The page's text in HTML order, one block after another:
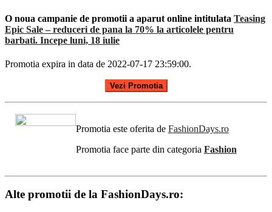
O noua campanie de promotii a aparut online intitulata Teasing
Epic Sale – reduceri de pana la 70% la articolele pentru
barbati. Incepe luni, 18 iulie
Promotia expira in data de 2022-07-17 23:59:00.
Vezi Promotia
Promotia este oferita de FashionDays.ro
Promotia face parte din categoria Fashion
Alte promotii de la FashionDays.ro: